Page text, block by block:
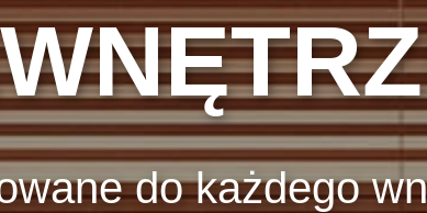
do każdego